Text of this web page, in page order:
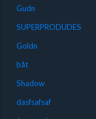
Gudn
SUPERPRODUDES
Goldn
båt
Shadow
dasfsafsaf